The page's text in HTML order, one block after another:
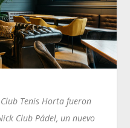
Tenis Horta fueron
Club Pádel, un nuevo